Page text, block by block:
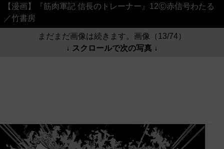
【漫画】『筋肉軍記 信長のトレーナー』12Ⓒ赤信号わたる
／竹書房
まだまだ画像は続きます。画像（13/74）
↓ スクロールで次の写真 ↓